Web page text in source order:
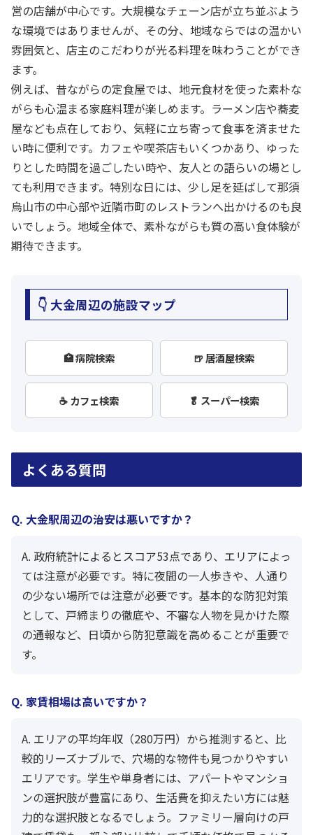
営の店舗が中心です。大規模なチェーン店が立ち並ぶよう
な環境ではありませんが、その分、地域ならではの温かい
雰囲気と、店主のこだわりが光る料理を味わうことができ
ます。
例えば、昔ながらの定食屋では、地元食材を使った素朴な
がらも心温まる家庭料理が楽しめます。ラーメン店や蕎麦
屋なども点在しており、気軽に立ち寄って食事を済ませた
い時に便利です。カフェや喫茶店もいくつかあり、ゆった
りとした時間を過ごしたい時や、友人との語らいの場とし
ても利用できます。特別な日には、少し足を延ばして那須
烏山市の中心部や近隣市町のレストランへ出かけるのも良
いでしょう。地域全体で、素朴ながらも質の高い食体験が
期待できます。
👇 大金周辺の施設マップ
🏥 病院検索 🍺 居酒屋検索
☕ カフェ検索 🥬 スーパー検索
よくある質問
Q. 大金駅周辺の治安は悪いですか？
A. 政府統計によるとスコア53点であり、エリアによっ
ては注意が必要です。特に夜間の一人歩きや、人通り
の少ない場所では注意が必要です。基本的な防犯対策
として、戸締まりの徹底や、不審な人物を見かけた際
の通報など、日頃から防犯意識を高めることが重要で
す。
Q. 家賃相場は高いですか？
A. エリアの平均年収（280万円）から推測すると、比
較的リーズナブルで、穴場的な物件も見つかりやすい
エリアです。学生や単身者には、アパートやマンショ
ンの選択肢が豊富にあり、生活費を抑えたい方には魅
力的な選択肢となるでしょう。ファミリー層向けの戸